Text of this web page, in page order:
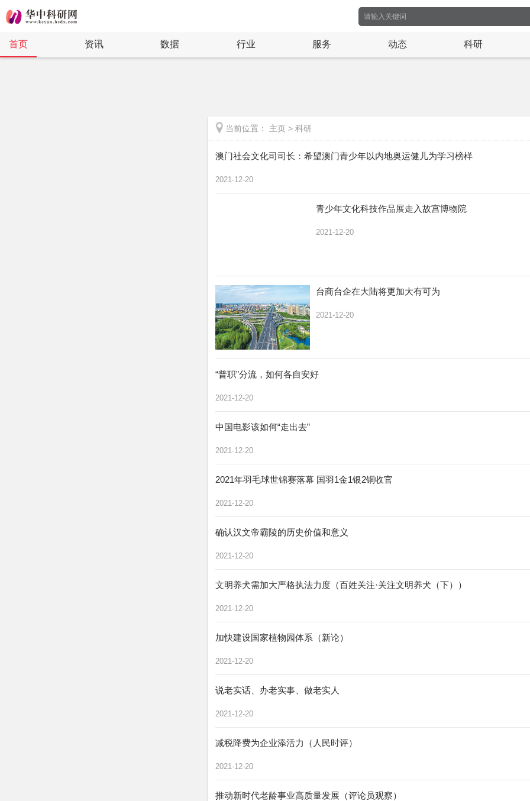
首页 资讯 数据 行业 服务 动态 科研
当前位置： 主页 > 科研
澳门社会文化司司长：希望澳门青少年以内地奥运健儿为学习榜样
2021-12-20
青少年文化科技作品展走入故宫博物院
2021-12-20
台商台企在大陆将更加大有可为
2021-12-20
“普职”分流，如何各自安好
2021-12-20
中国电影该如何“走出去”
2021-12-20
2021年羽毛球世锦赛落幕 国羽1金1银2铜收官
2021-12-20
确认汉文帝霸陵的历史价值和意义
2021-12-20
文明养犬需加大严格执法力度（百姓关注·关注文明养犬（下））
2021-12-20
加快建设国家植物园体系（新论）
2021-12-20
说老实话、办老实事、做老实人
2021-12-20
减税降费为企业添活力（人民时评）
2021-12-20
推动新时代老龄事业高质量发展（评论员观察）